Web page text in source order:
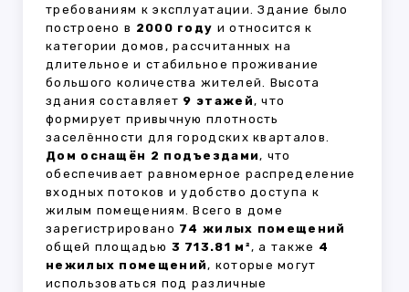
требованиям к эксплуатации. Здание было
построено в 2000 году и относится к
категории домов, рассчитанных на
длительное и стабильное проживание
большого количества жителей. Высота
здания составляет 9 этажей, что
формирует привычную плотность
заселённости для городских кварталов.
Дом оснащён 2 подъездами, что
обеспечивает равномерное распределение
входных потоков и удобство доступа к
жилым помещениям. Всего в доме
зарегистрировано 74 жилых помещений
общей площадью 3 713.81 м², а также 4
нежилых помещений, которые могут
использоваться под различные